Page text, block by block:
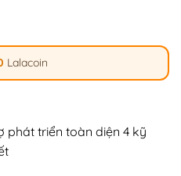
Lalacoin
phát triển toàn diện 4 kỹ